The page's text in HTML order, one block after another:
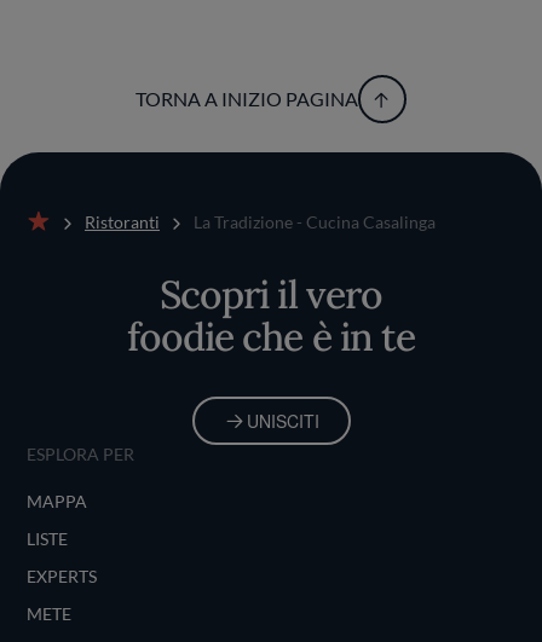
TORNA A INIZIO PAGINA
Ristoranti La Tradizione - Cucina Casalinga
Scopri il vero
foodie che è in te
UNISCITI
ESPLORA PER
MAPPA
LISTE
EXPERTS
METE